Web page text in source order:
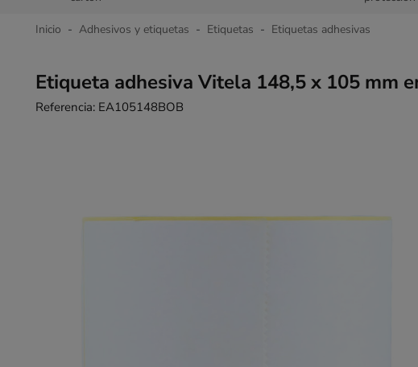
Inicio Adhesivos y etiquetas Etiquetas Etiquetas adhesivas
Etiqueta adhesiva Vitela 148,5 x 105 mm
Referencia: EA105148BOB